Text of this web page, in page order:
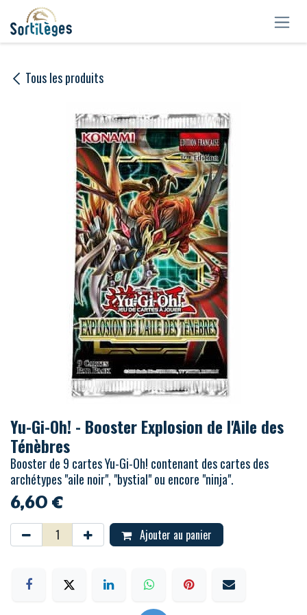
Se rendre au contenu
Tous les produits
Yu-Gi-Oh! - Booster Explosion de l'Aile des
Ténèbres
Booster de 9 cartes Yu-Gi-Oh! contenant des cartes des
archétypes "aile noir", "bystial" ou encore "ninja".
6,60€
Ajouter au panier